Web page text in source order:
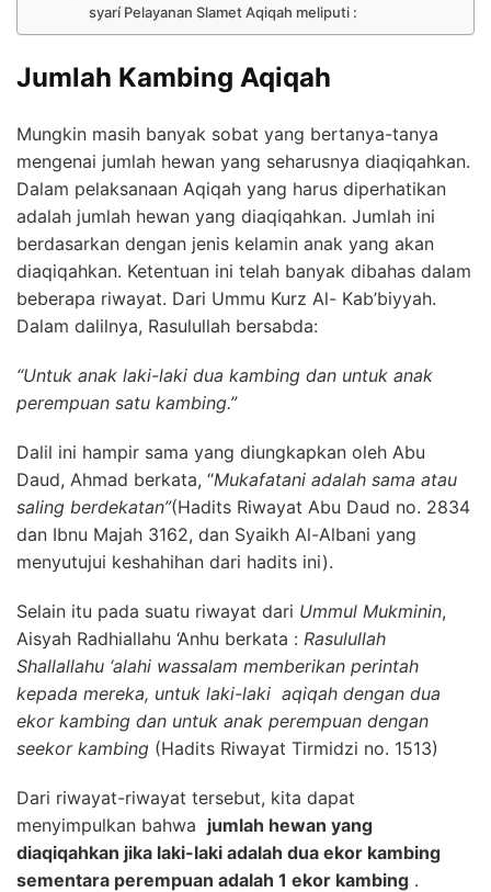
syarí Pelayanan Slamet Aqiqah meliputi :
Jumlah Kambing Aqiqah
Mungkin masih banyak sobat yang bertanya-tanya
mengenai jumlah hewan yang seharusnya diaqiqahkan.
Dalam pelaksanaan Aqiqah yang harus diperhatikan
adalah jumlah hewan yang diaqiqahkan. Jumlah ini
berdasarkan dengan jenis kelamin anak yang akan
diaqiqahkan. Ketentuan ini telah banyak dibahas dalam
beberapa riwayat. Dari Ummu Kurz Al- Kab’biyyah.
Dalam dalilnya, Rasulullah bersabda:
“Untuk anak laki-laki dua kambing dan untuk anak
perempuan satu kambing.”
Dalil ini hampir sama yang diungkapkan oleh Abu
Daud, Ahmad berkata, “Mukafatani adalah sama atau
saling berdekatan”(Hadits Riwayat Abu Daud no. 2834
dan Ibnu Majah 3162, dan Syaikh Al-Albani yang
menyutujui keshahihan dari hadits ini).
Selain itu pada suatu riwayat dari Ummul Mukminin,
Aisyah Radhiallahu ‘Anhu berkata : Rasulullah
Shallallahu ‘alahi wassalam memberikan perintah
kepada mereka, untuk laki-laki aqiqah dengan dua
ekor kambing dan untuk anak perempuan dengan
seekor kambing (Hadits Riwayat Tirmidzi no. 1513)
Dari riwayat-riwayat tersebut, kita dapat
menyimpulkan bahwa jumlah hewan yang
diaqiqahkan jika laki-laki adalah dua ekor kambing
sementara perempuan adalah 1 ekor kambing .